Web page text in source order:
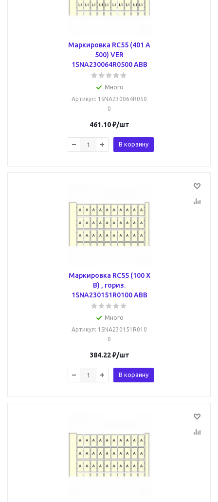
Маркировка RC55 (401 A
500) VER
1SNA230064R0500 ABB
Много
Артикул: 1SNA230064R050
0
461.10₽/шт
В корзину
Маркировка RC55 (100 X
B) , гориз.
1SNA230151R0100 ABB
Много
Артикул: 1SNA230151R010
0
384.22₽/шт
В корзину